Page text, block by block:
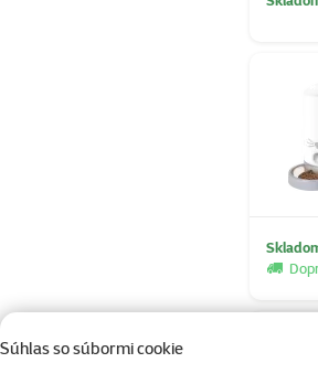
Súhlas so súbormi cookie